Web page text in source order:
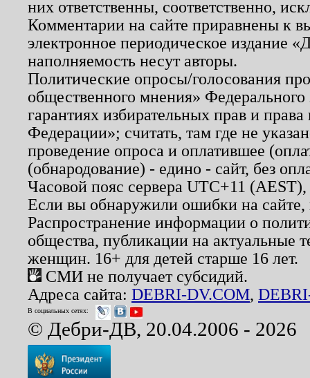
них ответственны, соответственно,
Комментарии на сайте приравнены к
электронное периодическое издание
наполняемость несут авторы.
Политические опросы/голосования
общественного мнения»
гарантиях избирательных прав и
Федерации»; считать, там где не
проведение опроса и оплатившее
(обнародование) - едино - сайт, без
Часовой пояс сервера UTC+11
Если вы обнаружили ошибки на
Распространение информации о
общества, публикации на актуальные
женщин. 16+ для детей старше 16 лет.
СМИ не получает субсидий.
Адреса сайта: DEBRI-DV.COM,
В социальных сетях:
© Дебри-ДВ, 20.04.2006 - 2026